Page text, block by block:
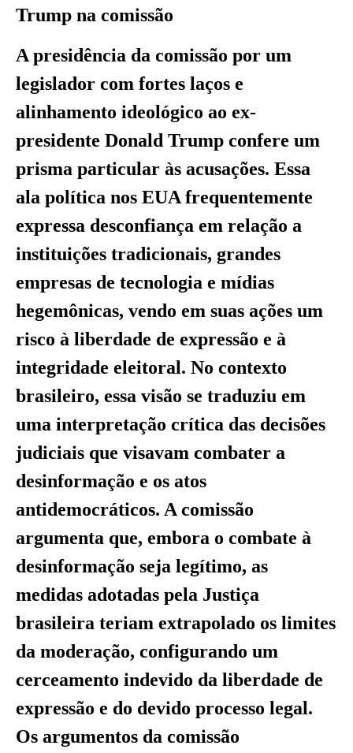
Trump na comissão
A presidência da comissão por um
legislador com fortes laços e
alinhamento ideológico ao ex-
presidente Donald Trump confere um
prisma particular às acusações. Essa
ala política nos EUA frequentemente
expressa desconfiança em relação a
instituições tradicionais, grandes
empresas de tecnologia e mídias
hegemônicas, vendo em suas ações um
risco à liberdade de expressão e à
integridade eleitoral. No contexto
brasileiro, essa visão se traduziu em
uma interpretação crítica das decisões
judiciais que visavam combater a
desinformação e os atos
antidemocráticos. A comissão
argumenta que, embora o combate à
desinformação seja legítimo, as
medidas adotadas pela Justiça
brasileira teriam extrapolado os limites
da moderação, configurando um
cerceamento indevido da liberdade de
expressão e do devido processo legal.
Os argumentos da comissão